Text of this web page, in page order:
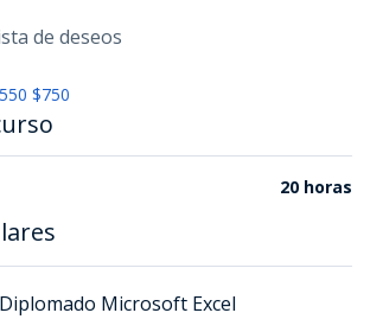
de deseos
$750
20 horas
Diplomado Microsoft Excel